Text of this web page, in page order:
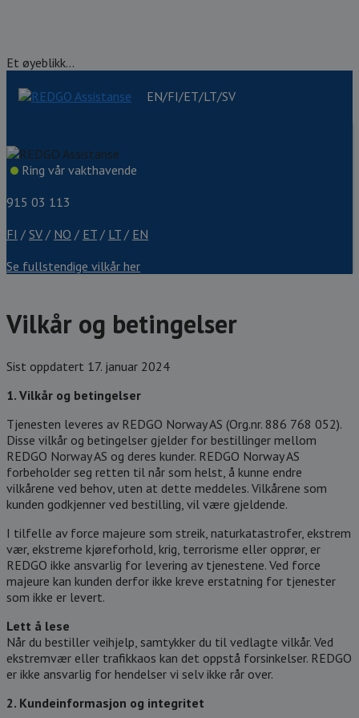
Et øyeblikk...
EN/FI/ET/LT/SV
Ring vår vakthavende
915 03 113
FI / SV / NO / ET / LT / EN
Se fullstendige vilkår her
Vilkår og betingelser
Sist oppdatert 17. januar 2024
1. Vilkår og betingelser
Tjenesten leveres av REDGO Norway AS (Org.nr. 886 768 052).
Disse vilkår og betingelser gjelder for bestillinger mellom
REDGO Norway AS og deres kunder. REDGO Norway AS
forbeholder seg retten til når som helst, å kunne endre
vilkårene ved behov, uten at dette meddeles. Vilkårene som
kunden godkjenner ved bestilling, vil være gjeldende.
I tilfelle av force majeure som streik, naturkatastrofer, ekstrem
vær, ekstreme kjøreforhold, krig, terrorisme eller opprør, er
REDGO ikke ansvarlig for levering av tjenestene. Ved force
majeure kan kunden derfor ikke kreve erstatning for tjenester
som ikke er levert.
Lett å lese
Når du bestiller veihjelp, samtykker du til vedlagte vilkår. Ved
ekstremvær eller trafikkaos kan det oppstå forsinkelser. REDGO
er ikke ansvarlig for hendelser vi selv ikke rår over.
2. Kundeinformasjon og integritet